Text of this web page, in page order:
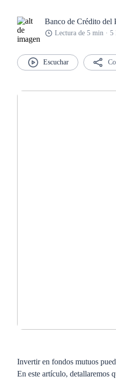
Banco de Crédito del
Lectura de 5 min · 5
Invertir en fondos mutuos
En este artículo, detallaremos